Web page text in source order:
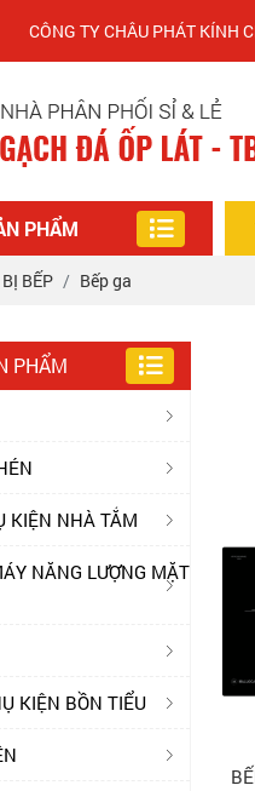
TY CHÂU PHÁT KÍNH CHÀO
PHẨM
BẾP Bếp ga
PHẨM
KIỆN NHÀ TẮM
NĂNG LƯỢNG MẶT
KIỆN BỒN TIỂU